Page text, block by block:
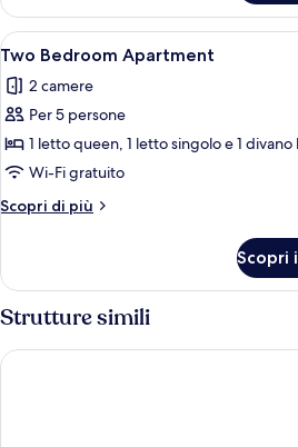
Bedroom
Apartment
Apri
tutte
le
foto
per
Two
Bedroom
Apartment
Una
29
Two Bedroom Apartment
2 camere
Per 5 persone
1 letto queen, 1 letto singolo e 1
Wi-Fi gratuito
Scopri di più
Altri
Bedroom
Apartment
Scopri
Strutture simili
Scandic Go, Sankt Eriksgatan 20